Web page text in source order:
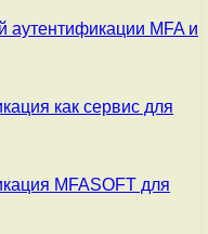
MFA и
как сервис для
MFASOFT для